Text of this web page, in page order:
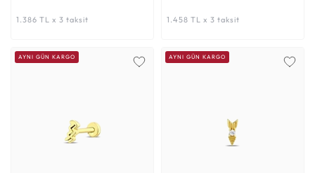
1.386 TL x 3 taksit 1.458 TL x 3 taksit
AYNI GÜN KARGO AYNI GÜN KARGO